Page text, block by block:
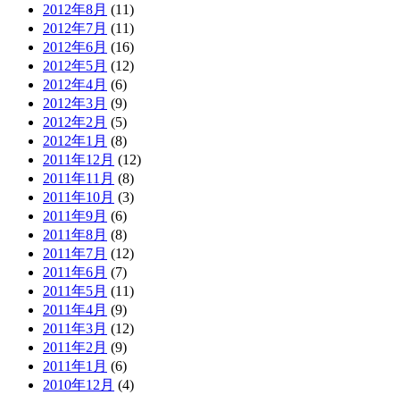
2012年8月 (11)
2012年7月 (11)
2012年6月 (16)
2012年5月 (12)
2012年4月 (6)
2012年3月 (9)
2012年2月 (5)
2012年1月 (8)
2011年12月 (12)
2011年11月 (8)
2011年10月 (3)
2011年9月 (6)
2011年8月 (8)
2011年7月 (12)
2011年6月 (7)
2011年5月 (11)
2011年4月 (9)
2011年3月 (12)
2011年2月 (9)
2011年1月 (6)
2010年12月 (4)